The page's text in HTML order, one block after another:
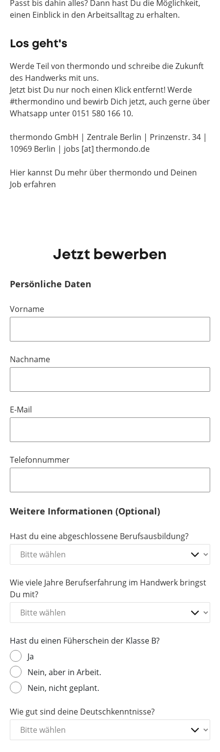
Passt bis dahin alles? Dann hast Du die Möglichkeit,
einen Einblick in den Arbeitsalltag zu erhalten.
Los geht's
Werde Teil von thermondo und schreibe die Zukunft
des Handwerks mit uns.
Jetzt bist Du nur noch einen Klick entfernt! Werde
#thermondino und bewirb Dich jetzt, auch gerne über
Whatsapp unter 0151 580 166 10.
thermondo GmbH | Zentrale Berlin | Prinzenstr. 34 |
10969 Berlin | jobs [at] thermondo.de
Hier kannst Du mehr über thermondo und Deinen
Job erfahren
Jetzt bewerben
Persönliche Daten
Vorname
Nachname
E-Mail
Telefonnummer
Weitere Informationen (Optional)
Hast du eine abgeschlossene Berufsausbildung?
Wie viele Jahre Berufserfahrung im Handwerk bringst
Du mit?
Hast du einen Füherschein der Klasse B?
Ja
Nein, aber in Arbeit.
Nein, nicht geplant.
Wie gut sind deine Deutschkenntnisse?